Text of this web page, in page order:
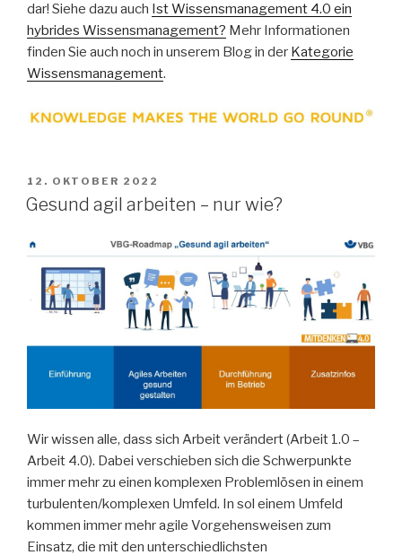
dar! Siehe dazu auch Ist Wissensmanagement 4.0 ein
hybrides Wissensmanagement? Mehr Informationen
finden Sie auch noch in unserem Blog in der Kategorie
Wissensmanagement.
VERÖFFENTLICHT
AM
12. OKTOBER 2022
Gesund agil arbeiten – nur wie?
Wir wissen alle, dass sich Arbeit verändert (Arbeit 1.0 –
Arbeit 4.0). Dabei verschieben sich die Schwerpunkte
immer mehr zu einen komplexen Problemlösen in einem
turbulenten/komplexen Umfeld. In sol einem Umfeld
kommen immer mehr agile Vorgehensweisen zum
Einsatz, die mit den unterschiedlichsten